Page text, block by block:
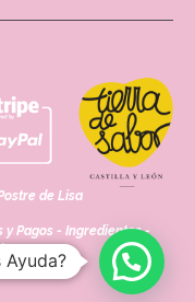
de Lisa
y Pagos - Ingredientes-
Ayuda?